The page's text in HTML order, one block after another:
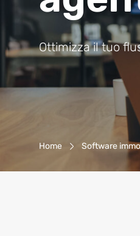
Ottimizza il tuo
Breadcrumb-
Home Software